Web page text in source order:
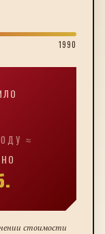
1990
≈
стоимости